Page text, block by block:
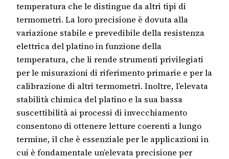
temperatura che le distingue da altri tipi di
termometri. La loro precisione è dovuta alla
variazione stabile e prevedibile della resistenza
elettrica del platino in funzione della
temperatura, che li rende strumenti privilegiati
per le misurazioni di riferimento primarie e per la
calibrazione di altri termometri. Inoltre, l’elevata
stabilità chimica del platino e la sua bassa
suscettibilità ai processi di invecchiamento
consentono di ottenere letture coerenti a lungo
termine, il che è essenziale per le applicazioni in
cui è fondamentale un’elevata precisione per